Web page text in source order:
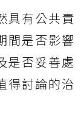
具有公共責
間是否影響
是否妥善處
得討論的治